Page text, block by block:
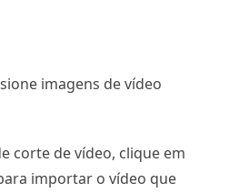
imagens de vídeo
corte de vídeo, clique em
importar o vídeo que